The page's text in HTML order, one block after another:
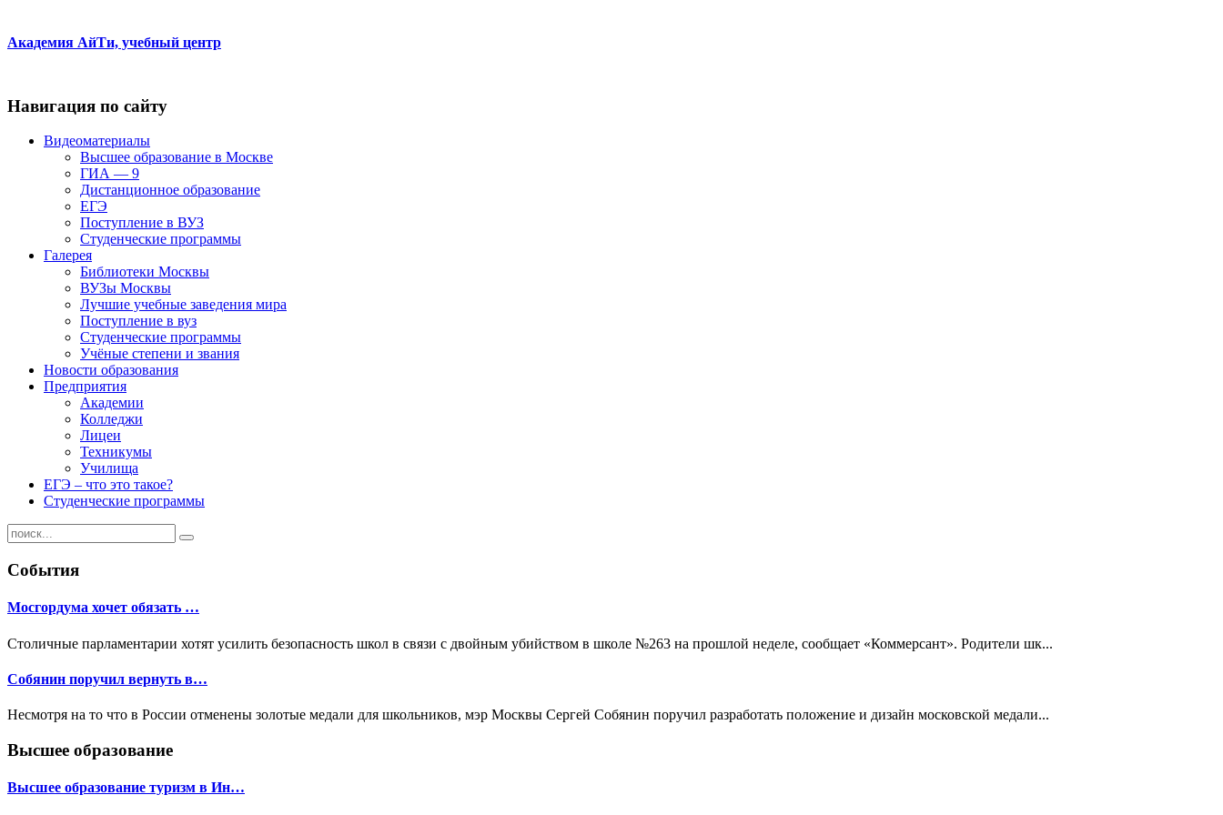
Академия АйТи, учебный центр
Навигация по сайту
Видеоматериалы
Высшее образование в Москве
ГИА — 9
Дистанционное образование
ЕГЭ
Поступление в ВУЗ
Студенческие программы
Галерея
Библиотеки Москвы
ВУЗы Москвы
Лучшие учебные заведения мира
Поступление в вуз
Студенческие программы
Учёные степени и звания
Новости образования
Предприятия
Академии
Колледжи
Лицеи
Техникумы
Училища
ЕГЭ – что это такое?
Студенческие программы
События
Мосгордума хочет обязать …
Столичные парламентарии хотят усилить безопасность школ в связи с двойным убийством в школе №263 на прошлой неделе, сообщает «Коммерсант». Родители шк...
Собянин поручил вернуть в…
Несмотря на то что в России отменены золотые медали для школьников, мэр Москвы Сергей Собянин поручил разработать положение и дизайн московской медали...
Высшее образование
Высшее образование туризм в Ин…